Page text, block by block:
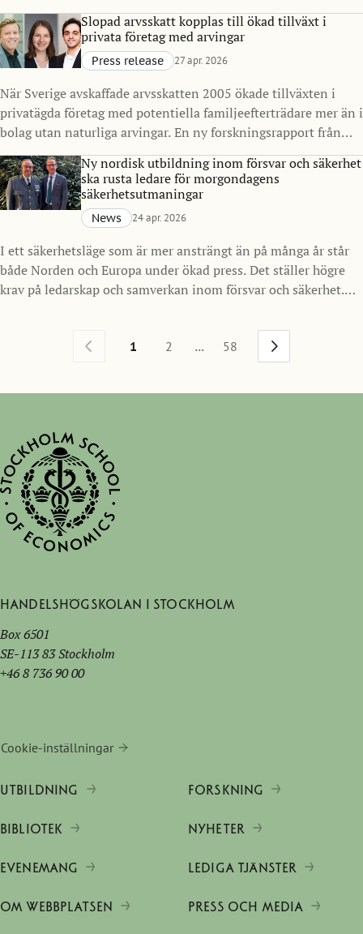
inriktat på offentlig sektor och policy. Master in Public Policy
(MPP), med start 2027, ska utbilda nästa generation
beslutsfattare för att möta komplexa samhällsutmaningar, i
Sverige och internationellt.
Slopad arvsskatt kopplas till ökad tillväxt i
privata företag med arvingar
Press release 27 apr. 2026
När Sverige avskaffade arvsskatten 2005 ökade tillväxten i
privatägda företag med potentiella familjeefterträdare mer än i
bolag utan naturliga arvingar. En ny forskningsrapport från
Handelshögskolan i Stockholm visar också ökade investeringar
och skatteintäkter.Ny nordisk utbildning inom försvar och säkerhet
ska rusta ledare för morgondagens
säkerhetsutmaningar
News 24 apr. 2026
I ett säkerhetsläge som är mer ansträngt än på många år står
både Norden och Europa under ökad press. Det ställer högre
krav på ledarskap och samverkan inom försvar och säkerhet.
ett nytt samarbete med Försvarsmakten och lanserar SSE
Nordic Defense MBA, ett program för framtidens ledare inom
försvarssektorn i Norden med start hösten 2026.
1 2 ... 58
Handelshögskolan i Stockholm
Box 6501
SE-113 83 Stockholm
+46 8 736 90 00
Cookie-inställningar
UTBILDNING FORSKNING
BIBLIOTEK NYHETER
EVENEMANG LEDIGA TJÄNSTER
OM WEBBPLATSEN PRESS OCH MEDIA